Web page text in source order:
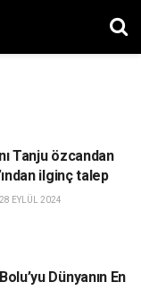
Tanju özcandan
ilginç talep
28 EYLÜL 2024
Dünyanın En